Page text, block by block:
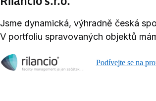
Jsme dynamická, výhradně česká
V portfoliu spravovaných objektů
Podívejte se na